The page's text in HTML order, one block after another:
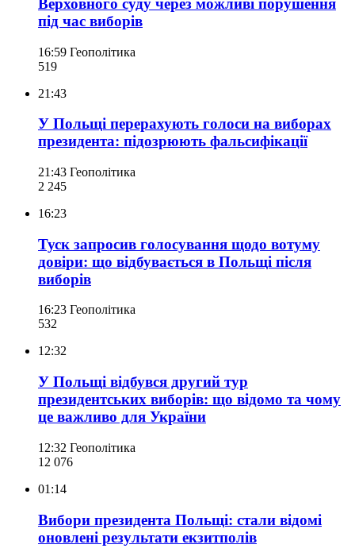
Верховного суду через можливі порушення
під час виборів
16:59 Геополітика
519
21:43
У Польщі перерахують голоси на виборах
президента: підозрюють фальсифікації
21:43 Геополітика
2 245
16:23
Туск запросив голосування щодо вотуму
довіри: що відбувається в Польщі після
виборів
16:23 Геополітика
532
12:32
У Польщі відбувся другий тур
президентських виборів: що відомо та чому
це важливо для України
12:32 Геополітика
12 076
01:14
Вибори президента Польщі: стали відомі
оновлені результати екзитполів